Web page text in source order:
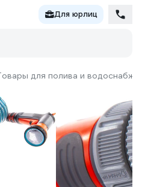
Для юрлиц
для полива и